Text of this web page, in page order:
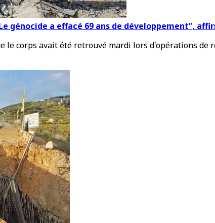
génocide a effacé 69 ans de développement”,
le corps avait été retrouvé mardi lors d'opérations